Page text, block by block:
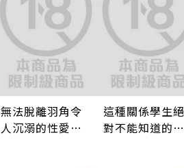
無法脫離羽角令
人沉溺的性愛～
這種關係學生絕
對不能知道的